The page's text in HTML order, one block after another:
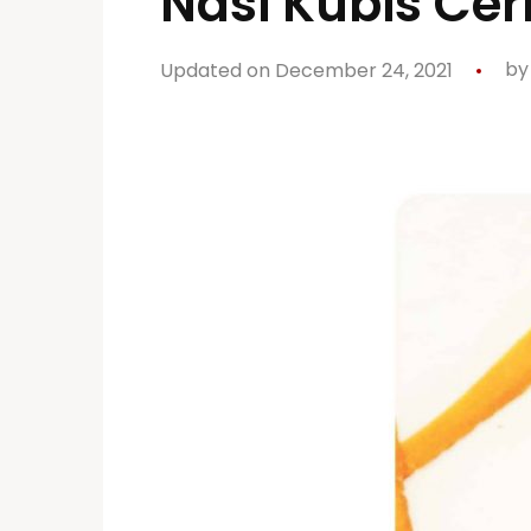
Updated on December 24, 2021